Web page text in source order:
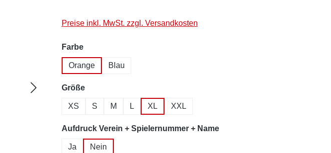
Preise inkl. MwSt. zzgl. Versandkosten
Farbeauswählen
Orange Blau
Größeauswählen
XS S M L XL XXL
Aufdruck Verein + Spielernummer + Nameauswählen
Ja Nein